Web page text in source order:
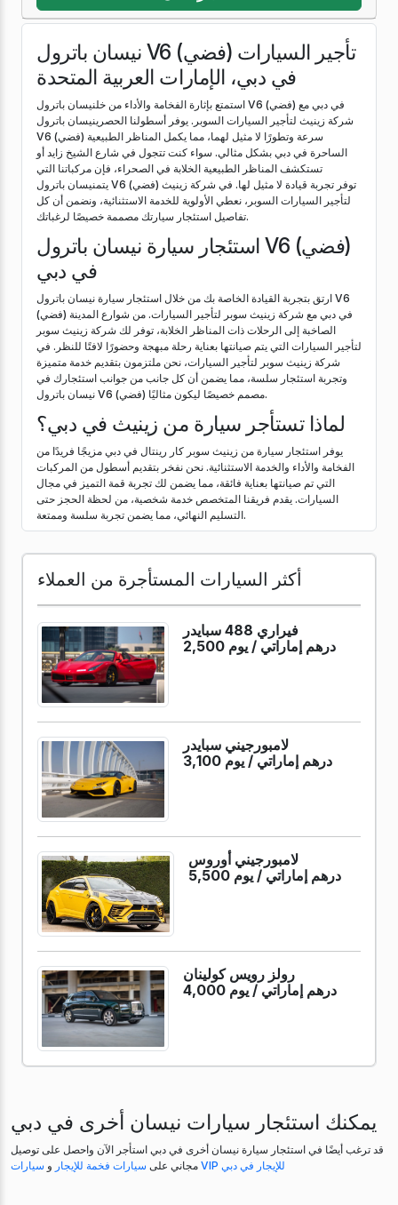
نيسان باترول V6 (فضي) تأجير السيارات
في دبي، الإمارات العربية المتحدة
استمتع بإثارة الفخامة والأداء من خلنيسان باترول V6 (فضي) في دبي مع
شركة زينيث لتأجير السيارات السوبر. يوفر أسطولنا الحصرينيسان باترول
V6 (فضي) سرعة وتطورًا لا مثيل لهما، مما يكمل المناظر الطبيعية
الساحرة في دبي بشكل مثالي. سواء كنت تتجول في شارع الشيخ زايد أو
تستكشف المناظر الطبيعية الخلابة في الصحراء، فإن مركباتنا التي
يتمنيسان باترول V6 (فضي) توفر تجربة قيادة لا مثيل لها. في شركة زينيث
لتأجير السيارات السوبر، نعطي الأولوية للخدمة الاستثنائية، ونضمن أن كل
تفاصيل استئجار سيارتك مصممة خصيصًا لرغباتك.
استئجار سيارة نيسان باترول V6 (فضي)
في دبي
ارتق بتجربة القيادة الخاصة بك من خلال استئجار سيارة نيسان باترول V6
(فضي) في دبي مع شركة زينيث سوبر لتأجير السيارات. من شوارع المدينة
الصاخبة إلى الرحلات ذات المناظر الخلابة، توفر لك شركة زينيث سوبر
لتأجير السيارات التي يتم صيانتها بعناية رحلة مبهجة وحضورًا لافتًا للنظر. في
شركة زينيث سوبر لتأجير السيارات، نحن ملتزمون بتقديم خدمة متميزة
وتجربة استئجار سلسة، مما يضمن أن كل جانب من جوانب استئجارك في
نيسان باترول V6 (فضي) مصمم خصيصًا ليكون مثاليًا.
لماذا تستأجر سيارة من زينيث في دبي؟
يوفر استئجار سيارة من زينيث سوبر كار رينتال في دبي مزيجًا فريدًا من
الفخامة والأداء والخدمة الاستثنائية. نحن نفخر بتقديم أسطول من المركبات
التي تم صيانتها بعناية فائقة، مما يضمن لك تجربة قمة التميز في مجال
السيارات. يقدم فريقنا المتخصص خدمة شخصية، من لحظة الحجز حتى
التسليم النهائي، مما يضمن تجربة سلسة وممتعة.
أكثر السيارات المستأجرة من العملاء
فيراري 488 سبايدر
2,500 درهم إماراتي /يوم
لامبورجيني سبايدر
3,100 درهم إماراتي /يوم
لامبورجيني أوروس
5,500 درهم إماراتي /يوم
رولز رويس كولينان
4,000 درهم إماراتي /يوم
يمكنك استئجار سيارات نيسان أخرى في دبي
قد ترغب أيضًا في استئجار سيارة نيسان أخرى في دبي استأجر الآن واحصل على توصيل
مجاني على سيارات فخمة للإيجار و سيارات VIP للإيجار في دبي